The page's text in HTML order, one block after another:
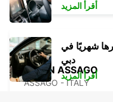
MILAN ASSAGO
ASSAGO - ITALY
أقرأ المزيد
شهريًا في
دبي
أقرأ المزيد